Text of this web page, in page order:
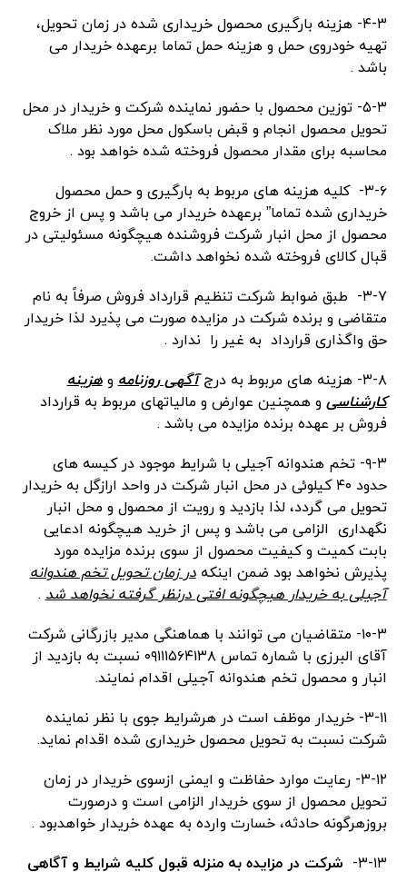
۴-۳- هزینه بارگیری محصول خریداری شده در زمان تحویل،
تهیه خودروی حمل و هزینه حمل تماما برعهده خریدار می
باشد .
۵-۳- توزین محصول با حضور نماینده شرکت و خریدار در محل
تحویل محصول انجام و قبض باسکول محل مورد نظر ملاک
محاسبه برای مقدار محصول فروخته شده خواهد بود .
۳-۶- کلیه هزینه های مربوط به بارگیری و حمل محصول
خریداری شده تماما” برعهده خریدار می باشد و پس از خروج
محصول از محل انبار شرکت فروشنده هیچگونه مسئولیتی در
قبال کالای فروخته شده نخواهد داشت.
۳-۷- طبق ضوابط شرکت تنظیم قرارداد فروش صرفاً به نام
متقاضی و برنده شرکت در مزایده صورت می پذیرد لذا خریدار
حق واگذاری قرارداد به غیر را ندارد .
۳-۸- هزینه های مربوط به درج
آگهی روزنامهوهزینه
کارشناسی و همچنین عوارض و مالیاتهای مربوط به قرارداد
فروش بر عهده برنده مزایده می باشد .
۹-۳- تخم هندوانه آجیلی با شرایط موجود در کیسه های
حدود ۴۰ کیلوئی در محل انبار شرکت در واحد ارازگل به خریدار
تحویل می گردد، لذا بازدید و رویت از محصول و محل انبار
نگهداری الزامی می باشد و پس از خرید هیچگونه ادعایی
بابت کمیت و کیفیت محصول از سوی برنده مزایده مورد
پذیرش نخواهد بود ضمن اینکهدر زمان تحویل تخم هندوانه
آجیلی به خریدار هیچگونه افتی درنظر گرفته نخواهد شد.
۱۰-۳- متقاضیان می توانند با هماهنگی مدیر بازرگانی شرکت
آقای البرزی با شماره تماس ۰۹۱۱۱۵۶۴۱۳۸ نسبت به بازدید از
انبار و محصول تخم هندوانه آجیلی اقدام نمایند.
۳-۱۱- خریدار موظف است در هرشرایط جوی با نظر نماینده
شرکت نسبت به تحویل محصول خریداری شده اقدام نماید.
۳-۱۲- رعایت موارد حفاظت و ایمنی ازسوی خریدار در زمان
تحویل محصول از سوی خریدار الزامی است و درصورت
بروزهرگونه حادثه، خسارت وارده به عهده خریدار خواهدبود .
۳-۱۳-
شرکت در مزایده به منزله قبول کلیه شرایط و آگاهی